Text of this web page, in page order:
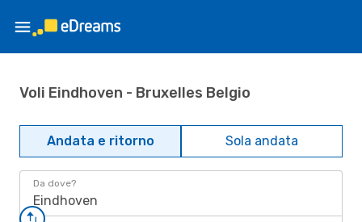
Voli Eindhoven - Bruxelles Belgio
Andata e ritorno Sola andata
Da dove?
Eindhoven